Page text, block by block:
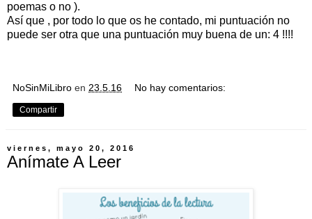
poemas o no ).
Así que , por todo lo que os he contado, mi puntuación no
puede ser otra que una puntuación muy buena de un: 4 !!!!
NoSinMiLibro en 23.5.16 No hay comentarios:
Compartir
viernes, mayo 20, 2016
Anímate A Leer